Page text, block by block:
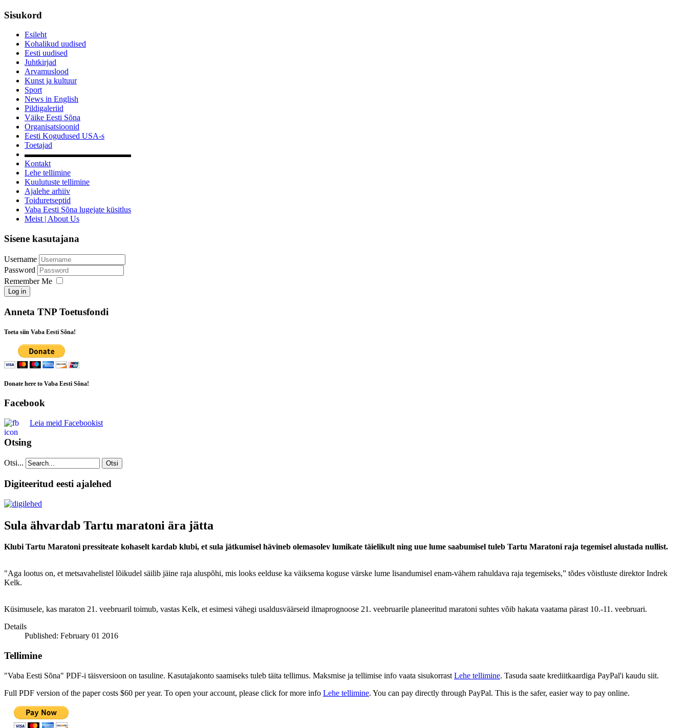
Sisukord
Esileht
Kohalikud uudised
Eesti uudised
Juhtkirjad
Arvamuslood
Kunst ja kultuur
Sport
News in English
Pildigaleriid
Väike Eesti Sõna
Organisatsioonid
Eesti Kogudused USA-s
Toetajad
▬▬▬▬▬▬▬▬▬▬▬▬▬
Kontakt
Lehe tellimine
Kuulutuste tellimine
Ajalehe arhiiv
Toiduretseptid
Vaba Eesti Sõna lugejate küsitlus
Meist | About Us
Sisene kasutajana
Username
Password
Remember Me
Log in
Anneta TNP Toetusfondi
Toeta siin Vaba Eesti Sõna!
Donate here to Vaba Eesti Sõna!
Facebook
Leia meid Facebookist
Otsing
Otsi... Otsi
Digiteeritud eesti ajalehed
Sula ähvardab Tartu maratoni ära jätta
Klubi Tartu Maratoni pressiteate kohaselt kardab klubi, et sula jätkumisel hävineb olemasolev lumikate täielikult ning uue lume saabumisel tuleb Tartu Maratoni raja tegemisel alustada nullist.
"Aga lootus on, et metsavahelistel lõikudel säilib jäine raja aluspõhi, mis looks eelduse ka väiksema koguse värske lume lisandumisel enam-vähem rahuldava raja tegemiseks,” tõdes võistluste direktor Indrek
Kelk.
Küsimusele, kas maraton 21. veebruaril toimub, vastas Kelk, et esimesi vähegi usaldusväärseid ilmaprognoose 21. veebruarile planeeritud maratoni suhtes võib hakata vaatama pärast 10.-11. veebruari.
Details
Published: February 01 2016
Tellimine
"Vaba Eesti Sõna" PDF-i täisversioon on tasuline. Kasutajakonto saamiseks tuleb täita tellimus. Maksmise ja tellimise info vaata sisukorrast Lehe tellimine. Tasuda saate krediitkaardiga PayPal'i kaudu siit.
Full PDF version of the paper costs $60 per year. To open your account, please click for more info Lehe tellimine. You can pay directly through PayPal. This is the safer, easier way to pay online.